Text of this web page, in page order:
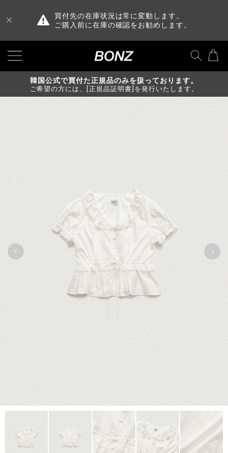
買付先の在庫状況は常に変動します。
ご購入前に在庫の確認をお勧めします。
韓国公式で買付た正規品のみを扱っております。
ご希望の方には、[正規品証明書]を発行いたします。